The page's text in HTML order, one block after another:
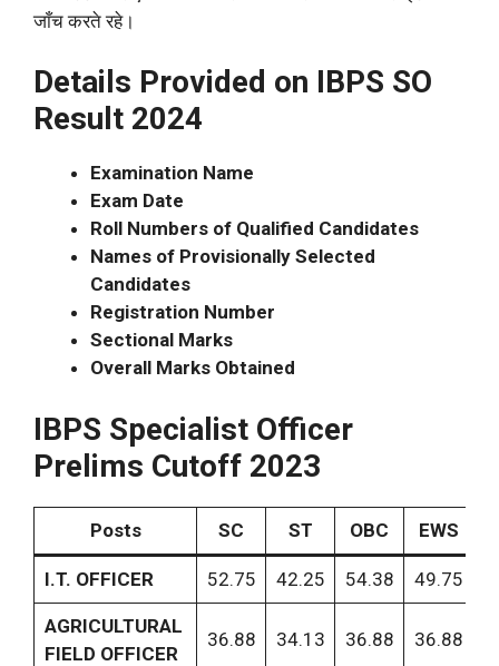
जाँच करते रहे।
Details Provided on IBPS SO
Result 2024
Examination Name
Exam Date
Roll Numbers of Qualified Candidates
Names of Provisionally Selected
Candidates
Registration Number
Sectional Marks
Overall Marks Obtained
IBPS Specialist Officer
Prelims Cutoff 2023
Posts SC ST OBC EWS
I.T. OFFICER 52.75 42.25 54.38 49.75
AGRICULTURAL
FIELD OFFICER
36.88 34.13 36.88 36.88